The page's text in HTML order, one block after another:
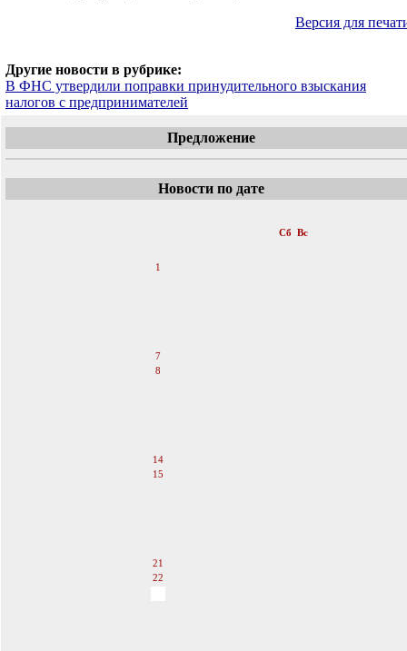
Версия для
Другие новости в рубрике:
В ФНС утвердили поправки принудительного взыскания
налогов с предпринимателей
Предложение
Новости по дате
Сб Вс
1
7
8
14
15
21
22